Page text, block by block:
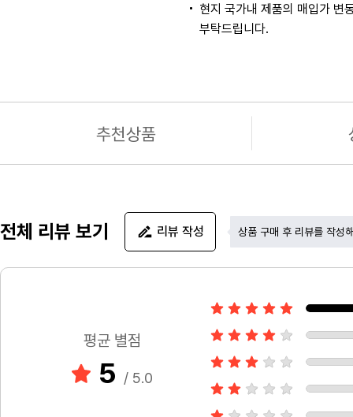
현지 국가내 제품의 매입가 변
부탁드립니다.
추천상품
전체 리뷰 보기 리뷰 작성 상품 구매 후 리뷰를 작성
평균 별점
5 / 5.0